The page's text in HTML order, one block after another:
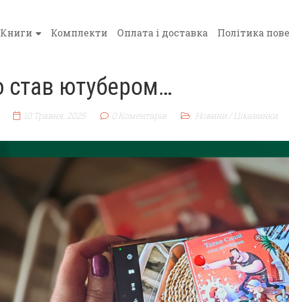
Книги Комплекти Оплата і доставка Політика
став ютубером…
10 Травня, 2025 0 Коментарів Новини/Цікавинки